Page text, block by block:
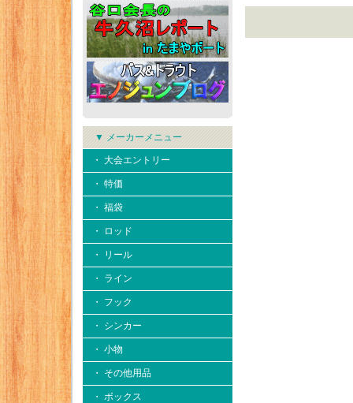
▼ メーカーメニュー
・ 大会エントリー
・ 特価
・ 福袋
・ ロッド
・ リール
・ ライン
・ フック
・ シンカー
・ 小物
・ その他用品
・ ボックス